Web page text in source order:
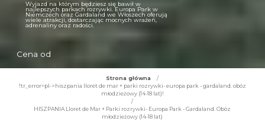
Wyjazd na którym będziesz się bawił w
najlepszych parkach rozrywki. Europa Park w
Niemczech oraz Gardaland we Włoszech oferują
wiele atrakcji, dostarczając mocnych wrażeń,
adrenaliny oraz radości.
Cena od
Strona główna
/
!tr_error=pl->hiszpania lloret de mar + parki rozrywki- europa park - gardaland. obóz
młodzieżowy (14-18 lat)!
/
HISZPANIA Lloret de Mar + Parki rozrywki- Europa Park - Gardaland. Obóz
młodzieżowy (14-18 lat)